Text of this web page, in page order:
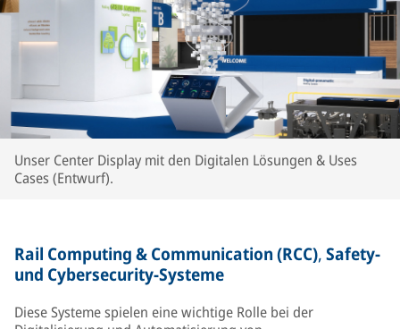
Unser Center Display mit den Digitalen Lösungen & Uses
Cases (Entwurf).
Rail Computing & Communication (RCC),Safety-
und Cybersecurity-Systeme
Diese Systeme spielen eine wichtige Rolle bei der